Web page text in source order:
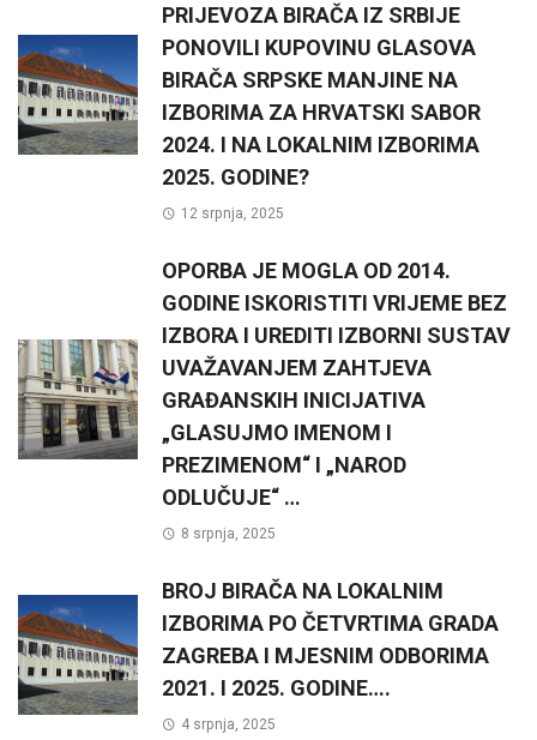
PRIJEVOZA BIRAČA IZ SRBIJE
PONOVILI KUPOVINU GLASOVA
BIRAČA SRPSKE MANJINE NA
IZBORIMA ZA HRVATSKI SABOR
2024. I NA LOKALNIM IZBORIMA
2025. GODINE?
12 srpnja, 2025
OPORBA JE MOGLA OD 2014.
GODINE ISKORISTITI VRIJEME BEZ
IZBORA I UREDITI IZBORNI SUSTAV
UVAŽAVANJEM ZAHTJEVA
GRAĐANSKIH INICIJATIVA
„GLASUJMO IMENOM I
PREZIMENOM“ I „NAROD
ODLUČUJE“ …
8 srpnja, 2025
BROJ BIRAČA NA LOKALNIM
IZBORIMA PO ČETVRTIMA GRADA
ZAGREBA I MJESNIM ODBORIMA
2021. I 2025. GODINE….
4 srpnja, 2025